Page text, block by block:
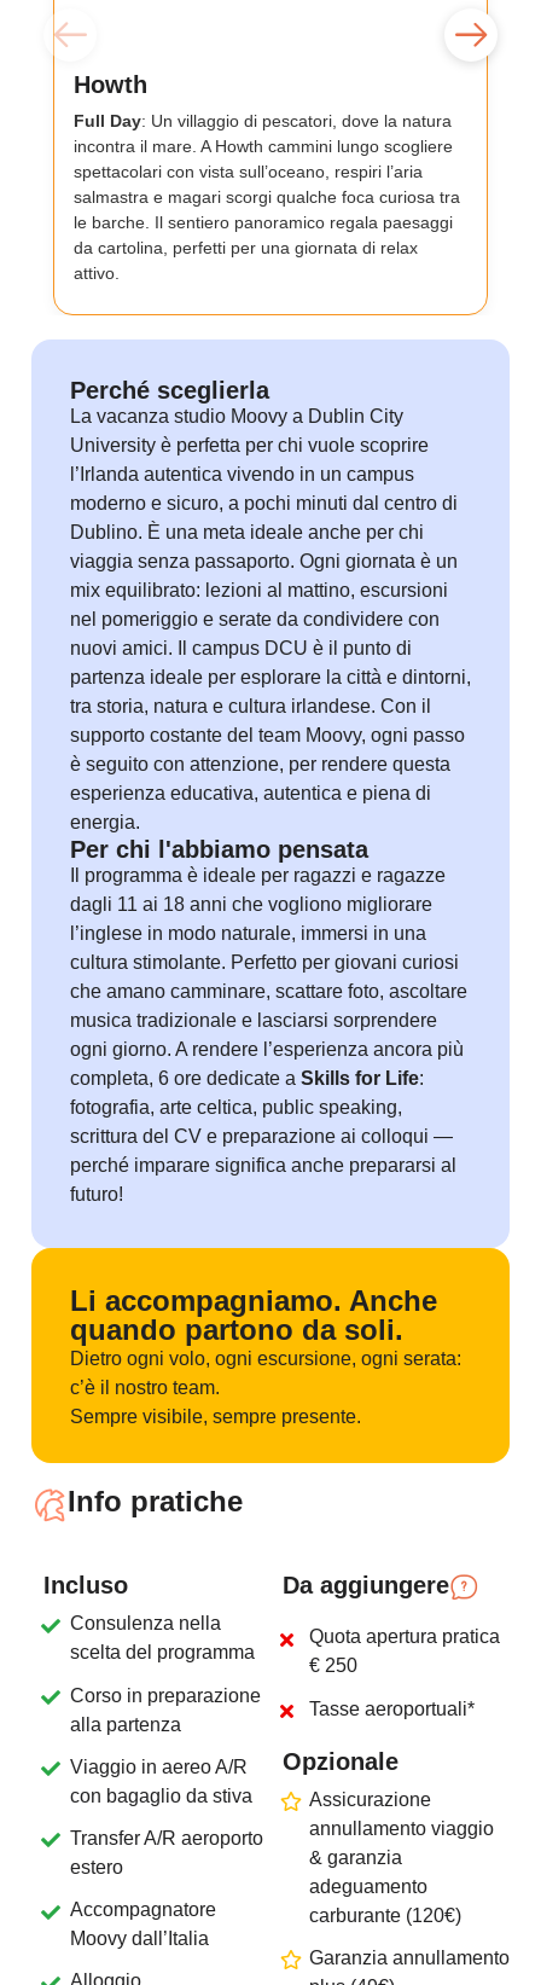
Howth
Full Day: Un villaggio di pescatori, dove la natura
incontra il mare. A Howth cammini lungo scogliere
spettacolari con vista sull’oceano, respiri l’aria
salmastra e magari scorgi qualche foca curiosa tra
le barche. Il sentiero panoramico regala paesaggi
da cartolina, perfetti per una giornata di relax
attivo.
Perché sceglierla
La vacanza studio Moovy a Dublin City
University è perfetta per chi vuole scoprire
l’Irlanda autentica vivendo in un campus
moderno e sicuro, a pochi minuti dal centro di
Dublino. È una meta ideale anche per chi
viaggia senza passaporto. Ogni giornata è un
mix equilibrato: lezioni al mattino, escursioni
nel pomeriggio e serate da condividere con
nuovi amici. Il campus DCU è il punto di
partenza ideale per esplorare la città e dintorni,
tra storia, natura e cultura irlandese. Con il
supporto costante del team Moovy, ogni passo
è seguito con attenzione, per rendere questa
esperienza educativa, autentica e piena di
energia.
Per chi l'abbiamo pensata
Il programma è ideale per ragazzi e ragazze
dagli 11 ai 18 anni che vogliono migliorare
l’inglese in modo naturale, immersi in una
cultura stimolante. Perfetto per giovani curiosi
che amano camminare, scattare foto, ascoltare
musica tradizionale e lasciarsi sorprendere
ogni giorno. A rendere l’esperienza ancora più
completa, 6 ore dedicate a Skills for Life:
fotografia, arte celtica, public speaking,
scrittura del CV e preparazione ai colloqui —
perché imparare significa anche prepararsi al
futuro!
Li accompagniamo. Anche
quando partono da soli.
Dietro ogni volo, ogni escursione, ogni serata:
c’è il nostro team.
Sempre visibile, sempre presente.
Info pratiche
Incluso
Consulenza nella
scelta del programma
Corso in preparazione
alla partenza
Viaggio in aereo A/R
con bagaglio da stiva
Transfer A/R aeroporto
estero
Accompagnatore
Moovy dall’Italia
Da aggiungere
Quota apertura pratica
€ 250
Tasse aeroportuali*
Opzionale
Assicurazione
annullamento viaggio
& garanzia
adeguamento
carburante (120€)
Garanzia annullamento